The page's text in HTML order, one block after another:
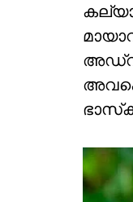
അഡ്വ.